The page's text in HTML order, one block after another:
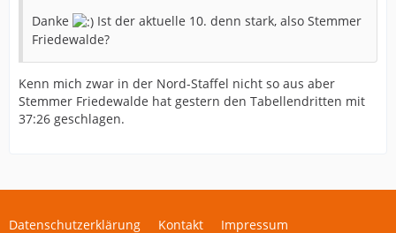
Danke
Ist der aktuelle 10. denn stark, also Stemmer
Friedewalde?
Kenn mich zwar in der Nord-Staffel nicht so aus aber
Stemmer Friedewalde hat gestern den Tabellendritten mit
37:26 geschlagen.
Datenschutzerklärung Kontakt Impressum